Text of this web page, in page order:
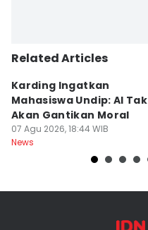
Related Articles
Karding Ingatkan
Mahasiswa Undip: AI Tak
Akan Gantikan Moral
07 Agu 2026, 18:44 WIB
News